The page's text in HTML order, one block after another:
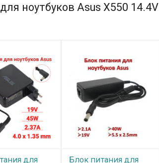
ноутбуков Asus X550 14.4V
для
Блок питания для